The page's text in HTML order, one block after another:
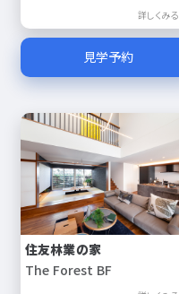
詳しくみる
見学予約
住友林業の家
The Forest BF